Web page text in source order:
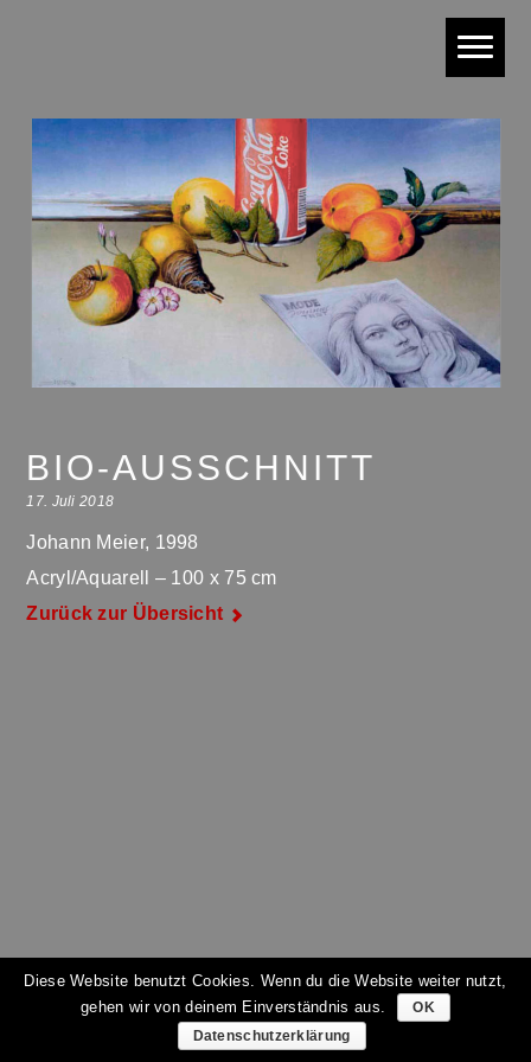
BIO-AUSSCHNITT
17. Juli 2018
Johann Meier, 1998
Acryl/Aquarell – 100 x 75 cm
Zurück zur Übersicht
Diese Website benutzt Cookies. Wenn du die Website weiter nutzt,
gehen wir von deinem Einverständnis aus.
OK
Datenschutzerklärung